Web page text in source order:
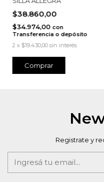
$38.860,00
$34.974,00 con
Transferencia o depósito
2 x $19.430,00 sin interés
Comprar
Registrate y